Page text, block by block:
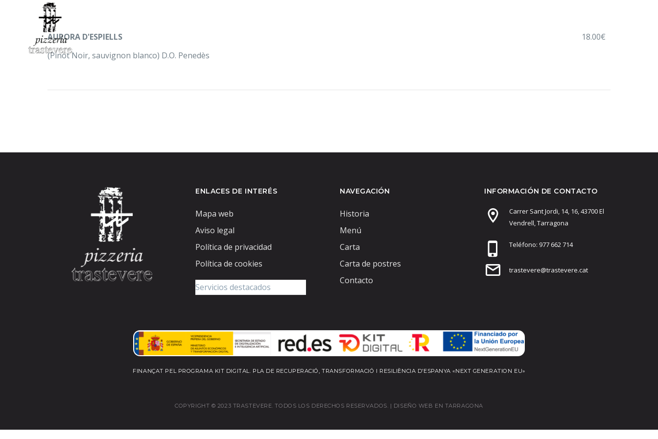
AURORA D'ESPIELLS
18.00€
(Pinot Noir, sauvignon blanco) D.O. Penedès
ENLACES DE INTERÉS
Mapa web
Aviso legal
Política de privacidad
Política de cookies
NAVEGACIÓN
Historia
Menú
Carta
Carta de postres
Contacto
INFORMACIÓN DE CONTACTO
Carrer Sant Jordi, 14, 16, 43700 El
Vendrell, Tarragona
Teléfono: 977 662 714
trastevere@trastevere.cat
FINANÇAT PEL PROGRAMA KIT DIGITAL. PLA DE RECUPERACIÓ, TRANSFORMACIÓ I RESILIÈNCIA D’ESPANYA «NEXT GENERATION EU»
COPYRIGHT © 2023 TRASTEVERE. TODOS LOS DERECHOS RESERVADOS. | DISEÑO WEB EN TARRAGONA